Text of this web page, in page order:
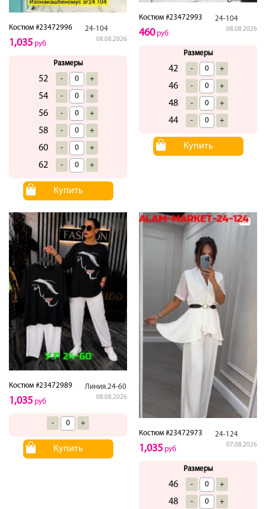
Костюм #23472996 24-104
08.08.2026
1,035 руб
Размеры
52 - +
54 - +
56 - +
58 - +
60 - +
62 - +
Купить
Костюм #23472993 24-104
08.08.2026
460руб
Размеры
42 - +
46 - +
48 - +
44 - +
Купить
Костюм #23472989 Линия.24-60
08.08.2026
1,035 руб
- +
Купить
Костюм #23472973 24-124
07.08.2026
1,035 руб
Размеры
46 - +
48 - +